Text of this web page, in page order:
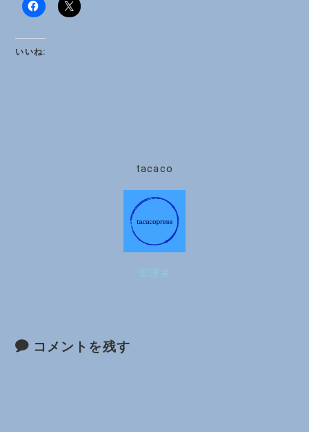
いいね:
tacaco
管理者
コメントを残す